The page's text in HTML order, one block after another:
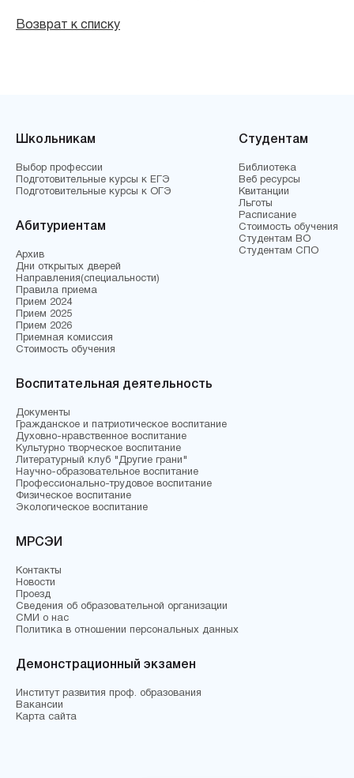
Возврат к списку
Школьникам
Выбор профессии
Подготовительные курсы к ЕГЭ
Подготовительные курсы к ОГЭ
Абитуриентам
Архив
Дни открытых дверей
Направления(специальности)
Правила приема
Прием 2024
Прием 2025
Прием 2026
Приемная комиссия
Стоимость обучения
Студентам
Библиотека
Веб ресурсы
Квитанции
Льготы
Расписание
Стоимость обучения
Студентам ВО
Студентам СПО
Воспитательная деятельность
Документы
Гражданское и патриотическое воспитание
Духовно-нравственное воспитание
Культурно творческое воспитание
Литературный клуб "Другие грани"
Научно-образовательное воспитание
Профессионально-трудовое воспитание
Физическое воспитание
Экологическое воспитание
МРСЭИ
Контакты
Новости
Проезд
Сведения об образовательной организации
СМИ о нас
Политика в отношении персональных данных
Демонстрационный экзамен
Институт развития проф. образования
Вакансии
Карта сайта